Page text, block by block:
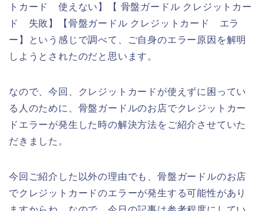
トカード 使えない】【 骨盤ガードル クレジットカー
ド 失敗】【骨盤ガードル クレジットカード エラ
ー】という感じで調べて、ご自身のエラー原因を解明
しようとされたのだと思います。
なので、今回、クレジットカードが使えずに困ってい
る人のために、骨盤ガードルのお店でクレジットカー
ドエラーが発生した時の解決方法をご紹介させていた
だきました。
今回ご紹介した以外の理由でも、骨盤ガードルのお店
でクレジットカードのエラーが発生する可能性があり